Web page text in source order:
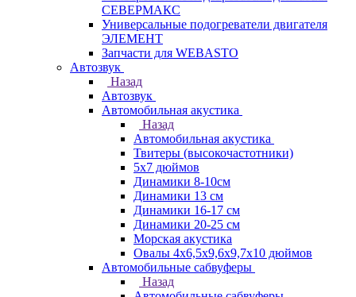
СЕВЕРМАКС
Универсальные подогреватели двигателя
ЭЛЕМЕНТ
Запчасти для WEBASTO
Автозвук
Назад
Автозвук
Автомобильная акустика
Назад
Автомобильная акустика
Твитеры (высокочастотники)
5x7 дюймов
Динамики 8-10см
Динамики 13 см
Динамики 16-17 см
Динамики 20-25 см
Морская акустика
Овалы 4х6,5х9,6x9,7х10 дюймов
Автомобильные сабвуферы
Назад